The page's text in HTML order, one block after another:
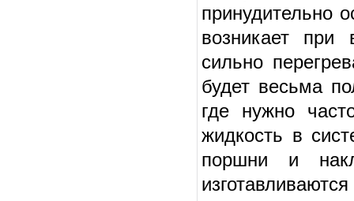
принудительно
возникает при
сильно
будет весьма
где нужно
жидкость в
поршни и